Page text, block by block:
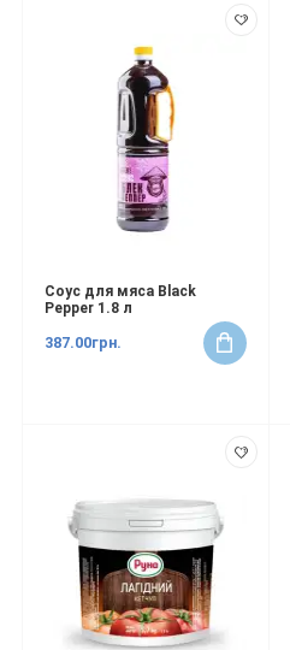
Соус для мяса Black
Pepper 1.8 л
387.00грн.